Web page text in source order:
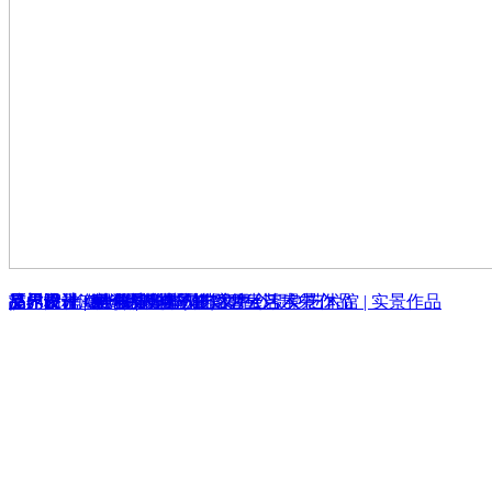
品界设计 | 穿 梭 | 杭州·艾尔文婚纱摄影艺术馆 | 实景作品
品界设计 | 一个没有电视的客厅
品界设计 - 桔子摄影苏州艺术中心 - 实景作品
艾尔文·肖像（厦门国金4F）
厦门院子 - 融合与升华
品界设计 | 800㎡ 大格局的轻奢生活
厦门阳光海岸联排别墅
漳州桥村32号餐馆
品界设计 | 银河系 - 桔子摄影碧云艺术中心